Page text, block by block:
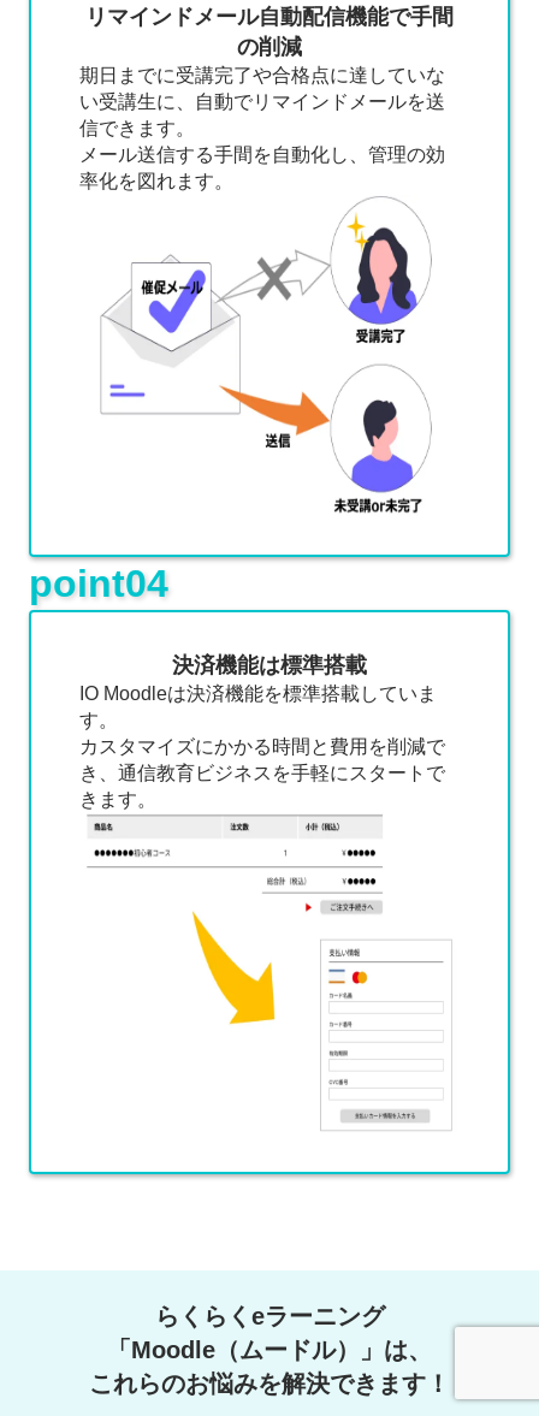
リマインドメール自動配信機能で手間
の削減
期日までに受講完了や合格点に達していな
い受講生に、自動でリマインドメールを送
信できます。
メール送信する手間を自動化し、管理の効
率化を図れます。
point04
決済機能は標準搭載
IO Moodleは決済機能を標準搭載していま
す。
カスタマイズにかかる時間と費用を削減で
き、通信教育ビジネスを手軽にスタートで
きます。
らくらくeラーニング
「Moodle（ムードル）」は、
これらのお悩みを解決できます！